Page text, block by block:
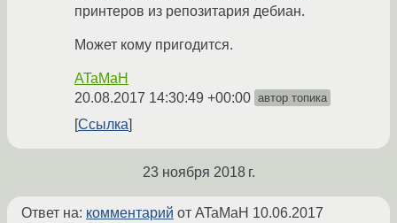
принтеров из репозитария дебиан.
Может кому пригодится.
ATaMaH
20.08.2017 14:30:49 +00:00 автор топика
Ссылка
23 ноября 2018 г.
Ответ на: комментарий от ATaMaH 10.06.2017